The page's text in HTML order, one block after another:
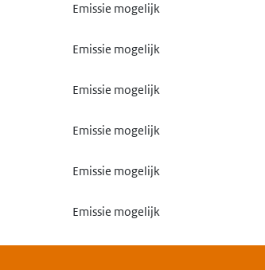
Emissie mogelijk
Emissie mogelijk
Emissie mogelijk
Emissie mogelijk
Emissie mogelijk
Emissie mogelijk